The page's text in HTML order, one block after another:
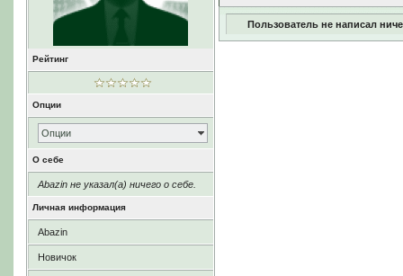
Рейтинг
Опции
Опции
О себе
Abazin не указал(а) ничего о себе.
Личная информация
Abazin
Новичок
Пользователь не написал